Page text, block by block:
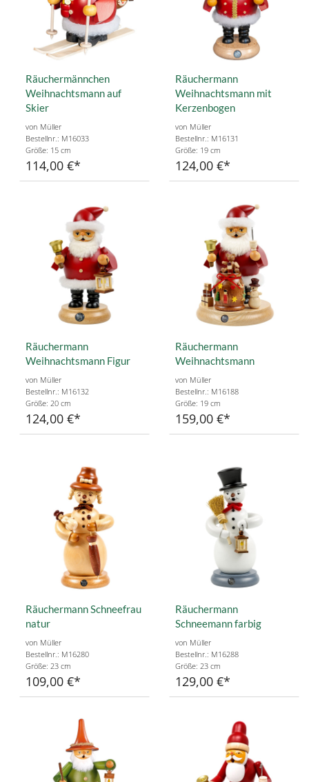
Räuchermännchen
Weihnachtsmann auf
Skier
von Müller
Bestellnr.: M16033
Größe: 15 cm
114,00 €
Räuchermann
Weihnachtsmann mit
Kerzenbogen
von Müller
Bestellnr.: M16131
Größe: 19 cm
124,00 €
Räuchermann
Weihnachtsmann Figur
von Müller
Bestellnr.: M16132
Größe: 20 cm
124,00 €
Räuchermann
Weihnachtsmann
von Müller
Bestellnr.: M16188
Größe: 19 cm
159,00 €
Räuchermann Schneefrau
natur
von Müller
Bestellnr.: M16280
Größe: 23 cm
109,00 €
Räuchermann
Schneemann farbig
von Müller
Bestellnr.: M16288
Größe: 23 cm
129,00 €